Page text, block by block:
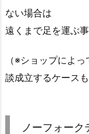
ない場合は
遠くまで足を運ぶ
（※ショップによ
談成立するケース
ノーフォー